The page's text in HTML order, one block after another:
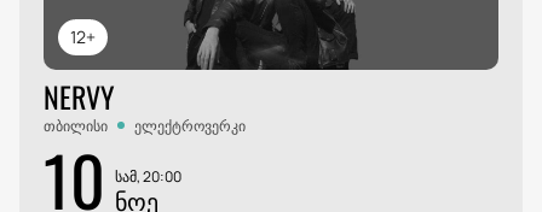
12+
NERVY
თბილისი ელექტროვერკი
10 სამ, 20:00
ᲜᲝᲔ